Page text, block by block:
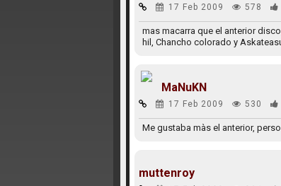
17 Feb 2009 578
mas macarra que el anterior
hil, Chancho colorado y
MaNuKN
17 Feb 2009 530
Me gustaba màs el anterior,
muttenroy